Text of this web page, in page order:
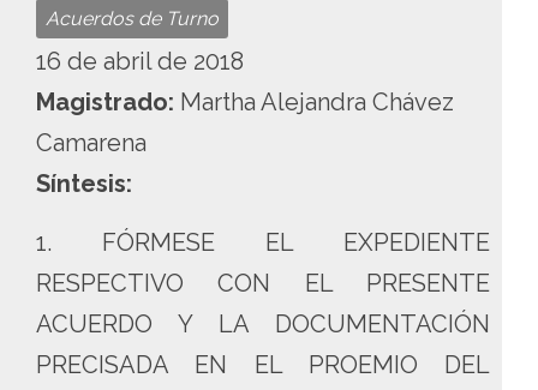
Acuerdos de Turno
16 de abril de 2018
Magistrado: Martha Alejandra Chávez
Camarena
Síntesis:
1. FÓRMESE EL EXPEDIENTE
RESPECTIVO CON EL PRESENTE
ACUERDO Y LA DOCUMENTACIÓN
PRECISADA EN EL PROEMIO DEL